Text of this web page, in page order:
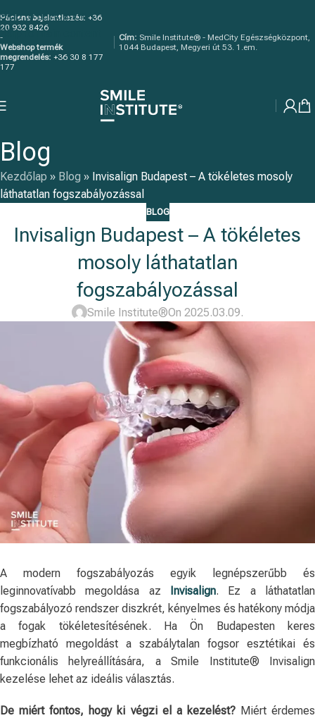
Skip to navigation
Skip to main content
Páciens bejelentkezés: +36
20 932 8426
-
Webshop termék
megrendelés: +36 30 8 177
177
Cím: Smile Institute® - MedCity Egészségközpont,
1044 Budapest, Megyeri út 53. 1.em.
Blog
Kezdőlap » Blog » Invisalign Budapest – A tökéletes mosoly
láthatatlan fogszabályozással
BLOG
Invisalign Budapest – A tökéletes
mosoly láthatatlan
fogszabályozással
Smile Institute®On 2025.03.09.
A modern fogszabályozás egyik legnépszerűbb és
leginnovatívabb megoldása az Invisalign. Ez a láthatatlan
fogszabályozó rendszer diszkrét, kényelmes és hatékony módja
a fogak tökéletesítésének. Ha Ön Budapesten keres
megbízható megoldást a szabálytalan fogsor esztétikai és
funkcionális helyreállítására, a Smile Institute® Invisalign
kezelése lehet az ideális választás.
De miért fontos, hogy ki végzi el a kezelést?Miért érdemes